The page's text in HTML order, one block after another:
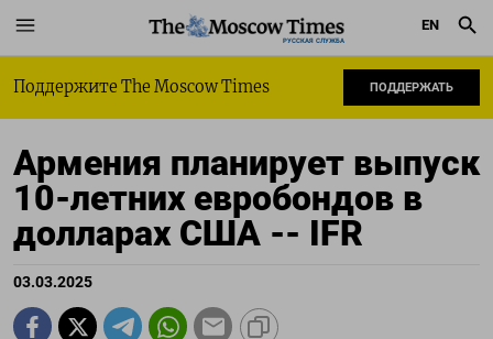
РУССКАЯ СЛУЖБА
EN
Поддержите The Moscow Times ПОДДЕРЖАТЬ
Армения планирует выпуск
10-летних евробондов в
долларах США -- IFR
03.03.2025